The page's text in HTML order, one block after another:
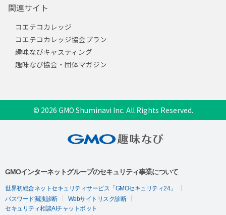
関連サイト
コエテコカレッジ
コエテコカレッジ協会プラン
趣味なびキャスティング
趣味なび協会・団体マガジン
© 2026 GMO Shuminavi Inc. All Rights Reserved.